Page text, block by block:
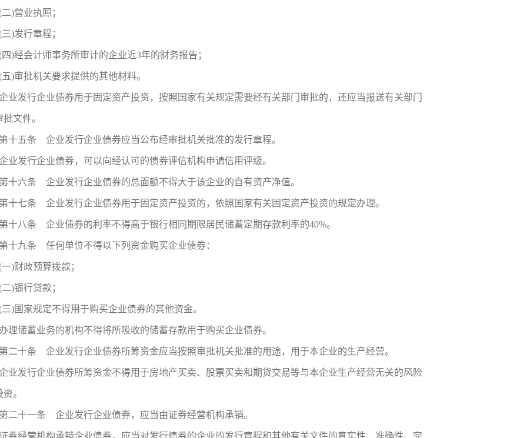
二)营业执照；
三)发行章程；
四)经会计师事务所审计的企业近3年的财务报告；
五)审批机关要求提供的其他材料。
业发行企业债券用于固定资产投资，按照国家有关规定需要经有关部门审批的，还应当报送有关部门
批文件。
十五条 企业发行企业债券应当公布经审批机关批准的发行章程。
业发行企业债券，可以向经认可的债券评信机构申请信用评级。
十六条 企业发行企业债券的总面额不得大于该企业的自有资产净值。
十七条 企业发行企业债券用于固定资产投资的，依照国家有关固定资产投资的规定办理。
十八条 企业债券的利率不得高于银行相同期限居民储蓄定期存款利率的40%。
十九条 任何单位不得以下列资金购买企业债券：
一)财政预算拨款；
二)银行贷款；
三)国家规定不得用于购买企业债券的其他资金。
理储蓄业务的机构不得将所吸收的储蓄存款用于购买企业债券。
二十条 企业发行企业债券所筹资金应当按照审批机关批准的用途，用于本企业的生产经营。
业发行企业债券所筹资金不得用于房地产买卖、股票买卖和期货交易等与本企业生产经营无关的风险
。
二十一条 企业发行企业债券，应当由证券经营机构承销。
券经营机构承销企业债券，应当对发行债券的企业的发行章程和其他有关文件的真实性、准确性、完